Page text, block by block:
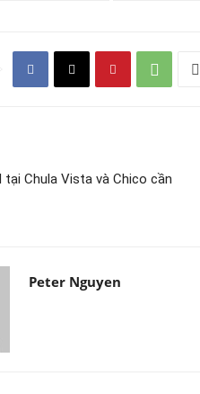
Chula Vista và Chico cần
Peter Nguyen